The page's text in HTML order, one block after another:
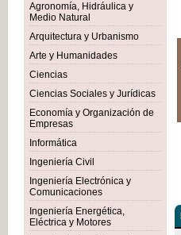
Agronomía, Hidráulica y
Medio Natural
Arquitectura y Urbanismo
Arte y Humanidades
Ciencias
Ciencias Sociales y Jurídicas
Economía y Organización de
Empresas
Informática
Ingeniería Civil
Ingeniería Electrónica y
Comunicaciones
Ingeniería Energética,
Eléctrica y Motores